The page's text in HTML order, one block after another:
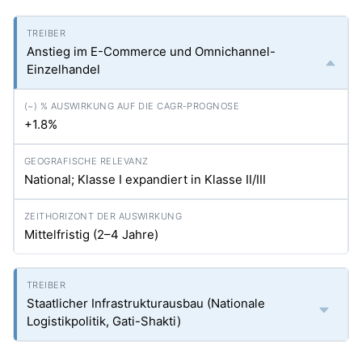
Anstieg im E-Commerce und Omnichannel-
Einzelhandel
+1.8%
National; Klasse I expandiert in Klasse II/III
Mittelfristig (2–4 Jahre)
Staatlicher Infrastrukturausbau (Nationale
Logistikpolitik, Gati-Shakti)